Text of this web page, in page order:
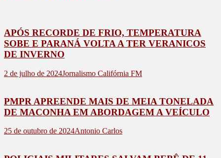
APÓS RECORDE DE FRIO, TEMPERATURA
SOBE E PARANÁ VOLTA A TER VERANICOS
DE INVERNO
2 de julho de 2024Jornalismo Califórnia FM
PMPR APREENDE MAIS DE MEIA TONELADA
DE MACONHA EM ABORDAGEM A VEÍCULO
25 de outubro de 2024Antonio Carlos